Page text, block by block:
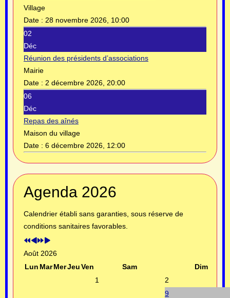
Village
Date : 28 novembre 2026, 10:00
02
Déc
Réunion des présidents d’associations
Mairie
Date : 2 décembre 2026, 20:00
06
Déc
Repas des aînés
Maison du village
Date : 6 décembre 2026, 12:00
Agenda 2026
Calendrier établi sans garanties, sous réserve de
conditions sanitaires favorables.
Année
précédente
précédent
suivante
suivant
Août 2026
Lun MarMerJeuVen Sam
Dim
1
2
9